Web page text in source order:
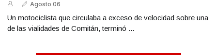
Agosto 06
Un motociclista que circulaba a exceso de velocidad sobre una
de las vialidades de Comitán, terminó ...